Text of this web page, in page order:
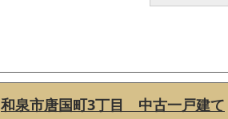
和泉市唐国町3丁目 中古一戸建て